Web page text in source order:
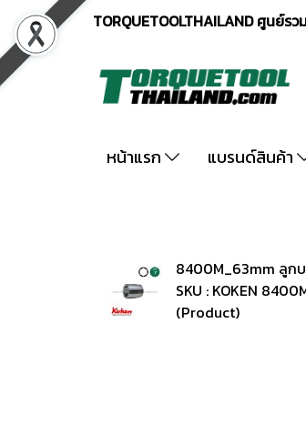
TORQUETOOLTHAILAND ศูนย์
หน้าแรก แบรนด์สินค้า
8400M_63mm ลูกบ
SKU : KOKEN
(Product)